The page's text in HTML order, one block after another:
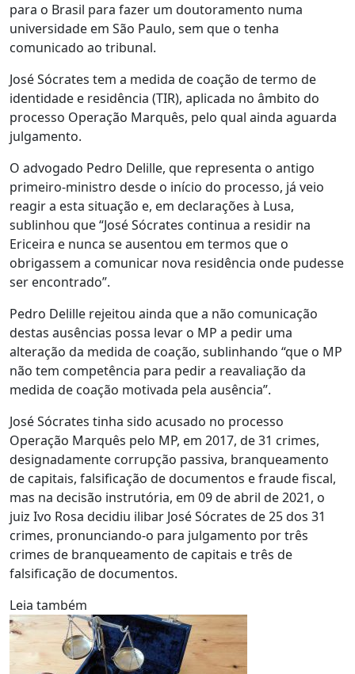
para o Brasil para fazer um doutoramento numa
universidade em São Paulo, sem que o tenha
comunicado ao tribunal.
José Sócrates tem a medida de coação de termo de
identidade e residência (TIR), aplicada no âmbito do
processo Operação Marquês, pelo qual ainda aguarda
julgamento.
O advogado Pedro Delille, que representa o antigo
primeiro-ministro desde o início do processo, já veio
reagir a esta situação e, em declarações à Lusa,
sublinhou que “José Sócrates continua a residir na
Ericeira e nunca se ausentou em termos que o
obrigassem a comunicar nova residência onde pudesse
ser encontrado”.
Pedro Delille rejeitou ainda que a não comunicação
destas ausências possa levar o MP a pedir uma
alteração da medida de coação, sublinhando “que o MP
não tem competência para pedir a reavaliação da
medida de coação motivada pela ausência”.
José Sócrates tinha sido acusado no processo
Operação Marquês pelo MP, em 2017, de 31 crimes,
designadamente corrupção passiva, branqueamento
de capitais, falsificação de documentos e fraude fiscal,
mas na decisão instrutória, em 09 de abril de 2021, o
juiz Ivo Rosa decidiu ilibar José Sócrates de 25 dos 31
crimes, pronunciando-o para julgamento por três
crimes de branqueamento de capitais e três de
falsificação de documentos.
Leia também